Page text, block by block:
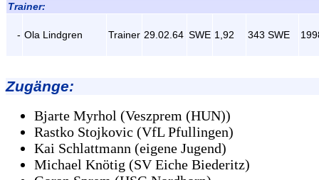
Trainer:
- Ola Lindgren Trainer 29.02.64 SWE 1,92 343 SWE
Zugänge:
Bjarte Myrhol (Veszprem (HUN))
Rastko Stojkovic (VfL Pfullingen)
Kai Schlattmann (eigene Jugend)
Michael Knötig (SV Eiche Biederitz)